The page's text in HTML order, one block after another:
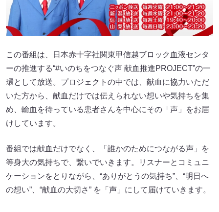
この番組は、日本赤十字社関東甲信越ブロック血液センタ
ーの推進する“#いのちをつなぐ声 献血推進PROJECT”の一
環として放送。プロジェクトの中では、献血に協力いただ
いた方から、献血だけでは伝えられない想いや気持ちを集
め、輸血を待っている患者さんを中心にその「声」をお届
けしています。
番組では献血だけでなく、「誰かのためにつながる声」を
等身大の気持ちで、繋いでいきます。リスナーとコミュニ
ケーションをとりながら、“ありがとうの気持ち”、“明日へ
の想い”、“献血の大切さ” を「声」にして届けていきます。